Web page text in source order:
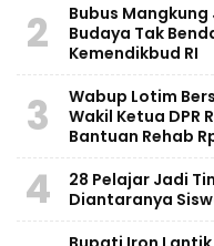
2
Bubus
Budaya Tak
Kemendikbud RI
3
Wabup Lotim
Wakil Ketua DPR
Bantuan Rehab
4
28 Pelajar Jadi
Diantaranya